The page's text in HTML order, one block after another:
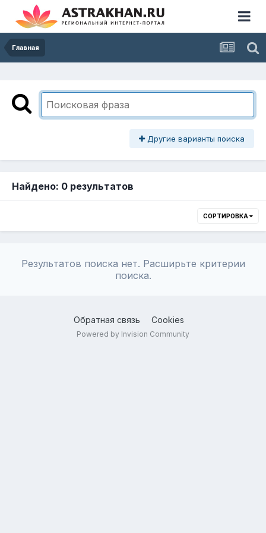
Главная
Другие варианты поиска
Найдено: 0 результатов
СОРТИРОВКА
Результатов поиска нет. Расширьте критерии
поиска.
Обратная связь Cookies
Powered by Invision Community